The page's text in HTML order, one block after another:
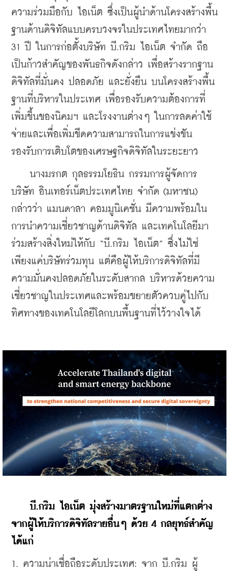
ความร่วมมือกับ ไอเน็ต ซึ่งเป็นผู้นำด้านโครงสร้างพื้น
ฐานด้านดิจิทัลแบบครบวงจรในประเทศไทยมากว่า
31 ปี ในการก่อตั้งบริษัท บี.กริม ไอเน็ต จำกัด ถือ
เป็นก้าวสำคัญของพันธกิจดังกล่าว เพื่อสร้างรากฐาน
ดิจิทัลที่มั่นคง ปลอดภัย และยั่งยืน บนโครงสร้างพื้น
ฐานที่บริหารในประเทศ เพื่อรองรับความต้องการที่
เพิ่มขึ้นของนิคมฯ และโรงงานต่างๆ ในการลดค่าใช้
จ่ายและเพื่อเพิ่มขีดความสามารถในการแข่งขัน
รองรับการเติบโตของเศรษฐกิจดิจิทัลในระยะยาว
นางมรกต กุลธรรมโยธิน กรรมการผู้จัดการ
บริษัท อินเทอร์เน็ตประเทศไทย จำกัด (มหาชน)
กล่าวว่า แมนดาลา คอมมูนิเคชั่น มีความพร้อมใน
การนำความเชี่ยวชาญด้านดิจิทัล และเทคโนโลยีมา
ร่วมสร้างสิ่งใหม่ให้กับ “บี.กริม ไอเน็ต” ซึ่งไม่ใช่
เพียงแค่บริษัทร่วมทุน แต่คือผู้ให้บริการดิจิทัลที่มี
ความมั่นคงปลอดภัยในระดับสากล บริหารด้วยความ
เชี่ยวชาญในประเทศและพร้อมขยายตัวควบคู่ไปกับ
ทิศทางของเทคโนโลยีโลกบนพื้นฐานที่ไว้วางใจได้
บี.กริม ไอเน็ต มุ่งสร้างมาตรฐานใหม่ที่แตกต่าง
จากผู้ให้บริการดิจิทัลรายอื่นๆ ด้วย 4 กลยุทธ์สำคัญ
ได้แก่
1. ความน่าเชื่อถือระดับประเทศ: จาก บี.กริม ผู้